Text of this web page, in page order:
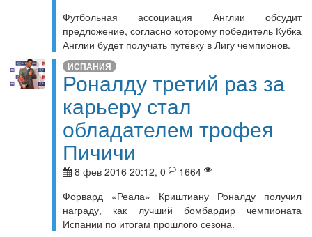
Футбольная ассоциация Англии обсудит
предложение, согласно которому победитель Кубка
Англии будет получать путевку в Лигу чемпионов.
ИСПАНИЯ
Роналду третий раз за
карьеру стал
обладателем трофея
Пичичи
8 фев 2016 20:12, 0
1664
Форвард «Реала» Криштиану Роналду получил
награду, как лучший бомбардир чемпионата
Испании по итогам прошлого сезона.